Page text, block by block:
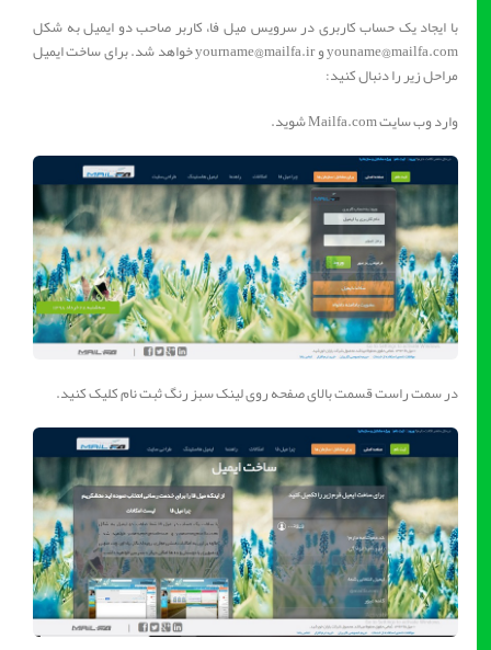
با ایجاد یک حساب کاربری در سرویس میل فا، کاربر صاحب دو ایمیل به شکل
youname@mailfa.com و yourname@mailfa.ir خواهد شد. برای ساخت ایمیل
مراحل زیر را دنبال کنید:
وارد وب سایت Mailfa.com شوید.
در سمت راست قسمت بالای صفحه روی لینک سبز رنگ ثبت نام کلیک کنید.